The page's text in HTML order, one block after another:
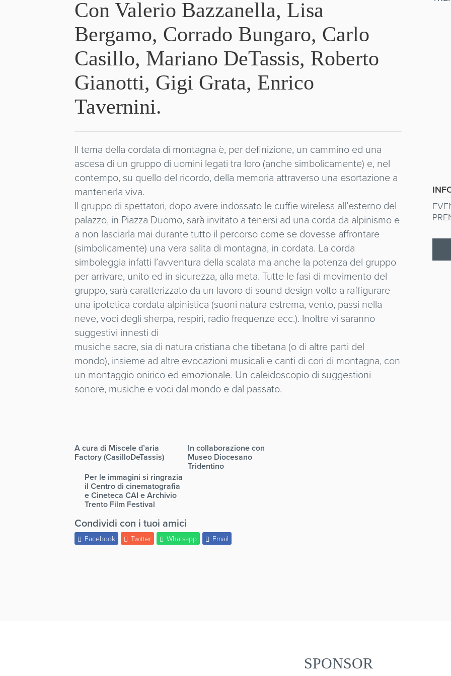
Con Valerio Bazzanella, Lisa
Bergamo, Corrado Bungaro, Carlo
Casillo, Mariano DeTassis, Roberto
Gianotti, Gigi Grata, Enrico
Tavernini.
Il tema della cordata di montagna è, per definizione, un cammino ed una
ascesa di un gruppo di uomini legati tra loro (anche simbolicamente) e, nel
contempo, su quello del ricordo, della memoria attraverso una esortazione a
mantenerla viva.
Il gruppo di spettatori, dopo avere indossato le cuffie wireless all’esterno del
palazzo, in Piazza Duomo, sarà invitato a tenersi ad una corda da alpinismo e
a non lasciarla mai durante tutto il percorso come se dovesse affrontare
(simbolicamente) una vera salita di montagna, in cordata. La corda
simboleggia infatti l’avventura della scalata ma anche la potenza del gruppo
per arrivare, unito ed in sicurezza, alla meta. Tutte le fasi di movimento del
gruppo, sarà caratterizzato da un lavoro di sound design volto a raffigurare
una ipotetica cordata alpinistica (suoni natura estrema, vento, passi nella
neve, voci degli sherpa, respiri, radio frequenze ecc.). Inoltre vi saranno
suggestivi innesti di
musiche sacre, sia di natura cristiana che tibetana (o di altre parti del
mondo), insieme ad altre evocazioni musicali e canti di cori di montagna, con
un montaggio onirico ed emozionale. Un caleidoscopio di suggestioni
sonore, musiche e voci dal mondo e dal passato.
A cura di Miscele d’aria
Factory (CasilloDeTassis)
In collaborazione con
Museo Diocesano
Tridentino
Per le immagini si ringrazia
il Centro di cinematografia
e Cineteca CAI e Archivio
Trento Film Festival
Condividi con i tuoi amici
Facebook Twitter Whatsapp Email
SPONSOR